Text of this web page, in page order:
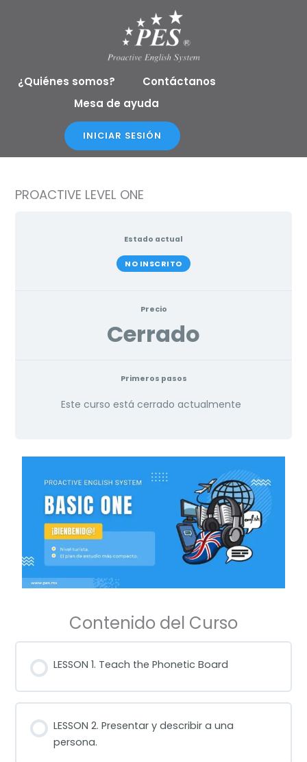
¿Quiénes somos?
Contáctanos
Mesa de ayuda
INICIAR SESIÓN
PROACTIVE LEVEL ONE
Estado actual
NO INSCRITO
Precio
Cerrado
Primeros pasos
Este curso está cerrado actualmente
Contenido del Curso
LESSON 1. Teach the Phonetic Board
LESSON 2. Presentar y describir a una
persona.